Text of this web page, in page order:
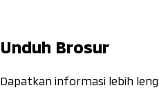
Unduh Brosur
Dapatkan informasi lebih